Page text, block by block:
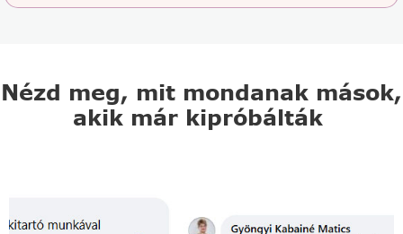
Nézd meg, mit mondanak mások,
akik már kipróbálták